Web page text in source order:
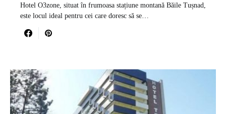
Hotel O3zone, situat în frumoasa stațiune montană Băile Tușnad,
este locul ideal pentru cei care doresc să se…